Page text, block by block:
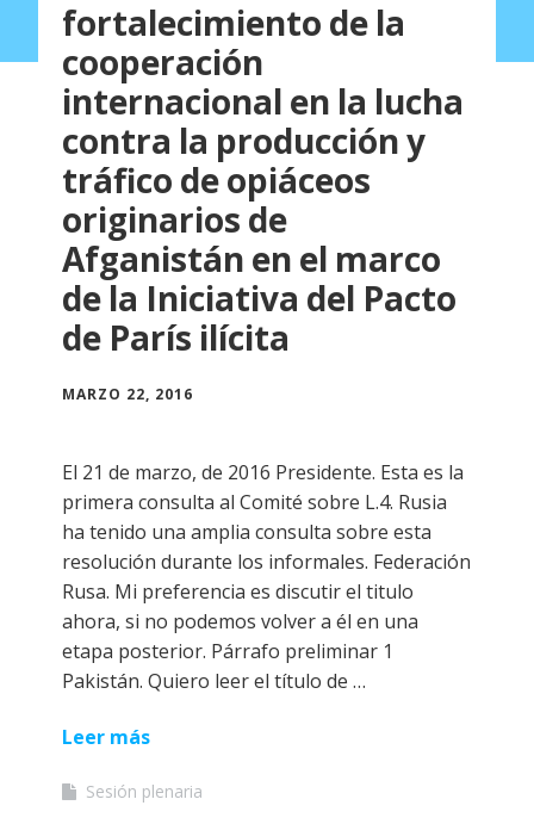
fortalecimiento de la
cooperación
internacional en la lucha
contra la producción y
tráfico de opiáceos
originarios de
Afganistán en el marco
de la Iniciativa del Pacto
de París ilícita
MARZO 22, 2016
El 21 de marzo, de 2016 Presidente. Esta es la
primera consulta al Comité sobre L.4. Rusia
ha tenido una amplia consulta sobre esta
resolución durante los informales. Federación
Rusa. Mi preferencia es discutir el titulo
ahora, si no podemos volver a él en una
etapa posterior. Párrafo preliminar 1
Pakistán. Quiero leer el título de …
Leer más
Sesión plenaria